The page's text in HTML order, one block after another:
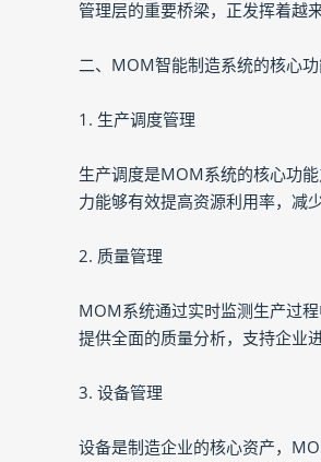
管理层的重要桥梁，正发挥着越
二、MOM智能制造系统的核心
1. 生产调度管理
生产调度是MOM系统的核心功
力能够有效提高资源利用率，减
2. 质量管理
MOM系统通过实时监测生产过
提供全面的质量分析，支持企业
3. 设备管理
设备是制造企业的核心资产，